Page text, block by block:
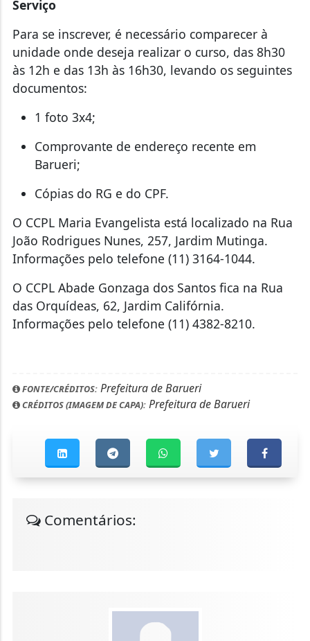
Serviço
Para se inscrever, é necessário comparecer à
unidade onde deseja realizar o curso, das 8h30
às 12h e das 13h às 16h30, levando os seguintes
documentos:
1 foto 3x4;
Comprovante de endereço recente em
Barueri;
Cópias do RG e do CPF.
O CCPL Maria Evangelista está localizado na Rua
João Rodrigues Nunes, 257, Jardim Mutinga.
Informações pelo telefone (11) 3164-1044.
O CCPL Abade Gonzaga dos Santos fica na Rua
das Orquídeas, 62, Jardim Califórnia.
Informações pelo telefone (11) 4382-8210.
FONTE/CRÉDITOS:Prefeitura de Barueri
CRÉDITOS (IMAGEM DE CAPA):Prefeitura de Barueri
Comentários: